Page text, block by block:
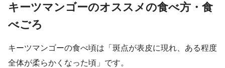
キーツマンゴーのオススメの食べ方・食
べごろ
キーツマンゴーの食べ頃は「斑点が表皮に現れ、ある程度
全体が柔らかくなった頃」です。